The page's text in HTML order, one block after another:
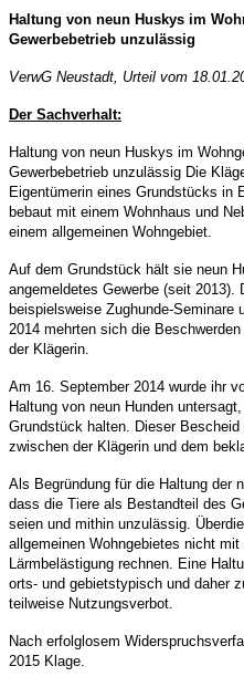
Haltung von neun Huskys im
Gewerbebetrieb unzulässig
VerwG Neustadt, Urteil vom
Der Sachverhalt:
Haltung von neun Huskys im
Gewerbebetrieb unzulässig Die
Eigentümerin eines Grundstücks in
bebaut mit einem Wohnhaus und
einem allgemeinen Wohngebiet.
Auf dem Grundstück hält sie neun
angemeldetes Gewerbe (seit 2013).
beispielsweise Zughunde-
2014 mehrten sich die
der Klägerin.
Am 16. September 2014 wurde ihr
Haltung von neun Hunden
Grundstück halten. Dieser
zwischen der Klägerin und dem
Als Begründung für die Haltung der
dass die Tiere als Bestandteil des
seien und mithin unzulässig.
allgemeinen Wohngebietes nicht
Lärmbelästigung rechnen. Eine
orts- und gebietstypisch und daher
teilweise Nutzungsverbot.
Nach erfolglosem
2015 Klage.